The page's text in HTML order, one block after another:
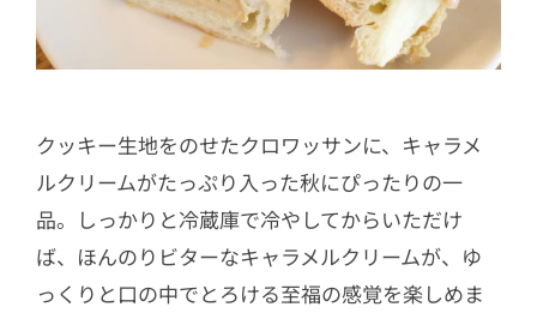
クッキー生地をのせたクロワッサンに、キャラメ
ルクリームがたっぷり入った秋にぴったりの一
品。しっかりと冷蔵庫で冷やしてからいただけ
ば、ほんのりビターなキャラメルクリームが、ゆ
っくりと口の中でとろける至福の感覚を楽しめま